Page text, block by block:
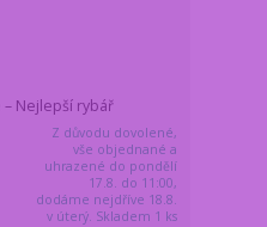
Nejlepší rybář
Z důvodu dovolené,
vše objednané a
uhrazené do pondělí
17.8. do 11:00,
dodáme nejdříve 18.8.
v úterý. Skladem 1 ks